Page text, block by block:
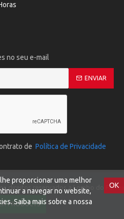
no seu e-mail
ENVIAR
de Política de Privacidade
direitos reservados a Lombo do OK
proporcionar uma melhor
a navegar no website,
Saiba mais sobre a nossa
PRODUCTS